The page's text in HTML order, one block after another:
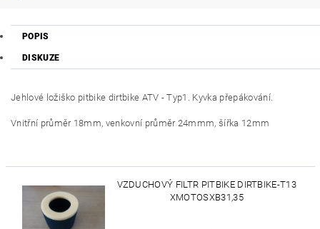
POPIS
DISKUZE
Jehlové ložiško pitbike dirtbike ATV - Typ1. Kyvka přepákování.
Vnitřní průměr 18mm, venkovní průměr 24mmm, šířka 12mm
VZDUCHOVÝ FILTR PITBIKE DIRTBIKE-T13
XMOTOSXB31,35